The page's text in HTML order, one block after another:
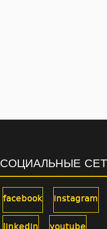
СОЦИАЛЬНЫЕ
facebook instagram
linkedin youtube